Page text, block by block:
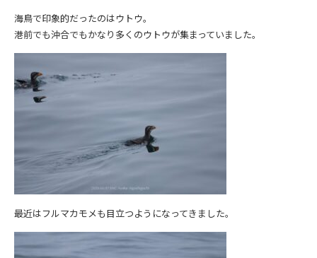
海鳥で印象的だったのはウトウ。
港前でも沖合でもかなり多くのウトウが集まっていました。
最近はフルマカモメも目立つようになってきました。